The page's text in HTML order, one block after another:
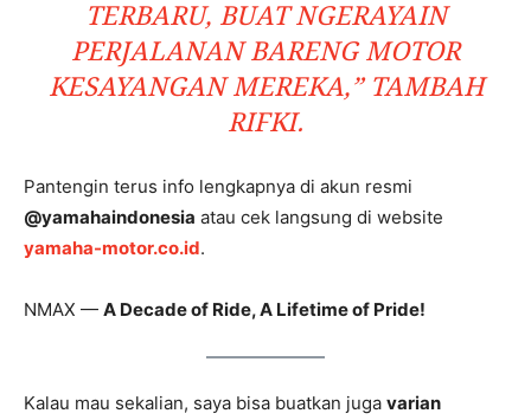
TERBARU, BUAT NGERAYAIN
PERJALANAN BARENG MOTOR
KESAYANGAN MEREKA,” TAMBAH
RIFKI.
Pantengin terus info lengkapnya di akun resmi
@yamahaindonesia atau cek langsung di website
yamaha-motor.co.id.
NMAX — A Decade of Ride, A Lifetime of Pride!
Kalau mau sekalian, saya bisa buatkan juga varian